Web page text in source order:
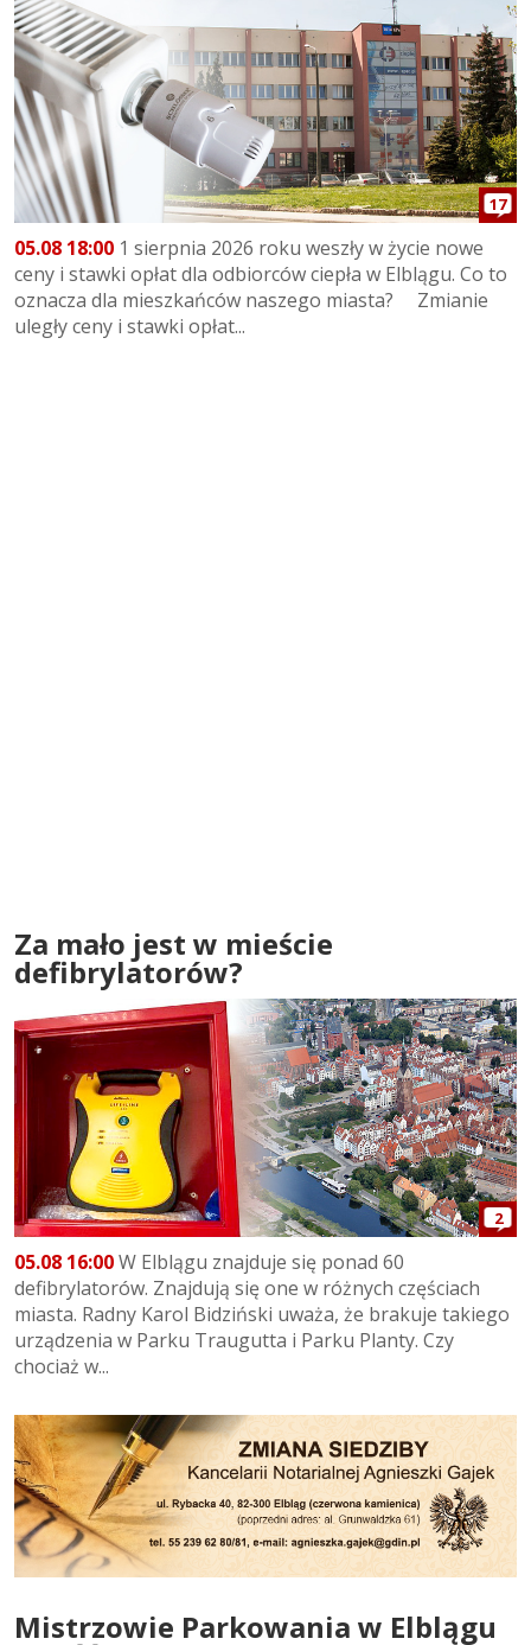
17
05.08 18:00 1 sierpnia 2026 roku weszły w życie nowe
ceny i stawki opłat dla odbiorców ciepła w Elblągu. Co to
oznacza dla mieszkańców naszego miasta? Zmianie
uległy ceny i stawki opłat...
Za mało jest w mieście
defibrylatorów?
2
05.08 16:00W Elblągu znajduje się ponad 60
defibrylatorów. Znajdują się one w różnych częściach
miasta. Radny Karol Bidziński uważa, że brakuje takiego
urządzenia w Parku Traugutta i Parku Planty. Czy
chociaż w...
Mistrzowie Parkowania w Elblągu